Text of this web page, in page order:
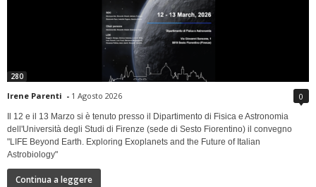
280
Irene Parenti - 1 Agosto 2026 0
Il 12 e il 13 Marzo si è tenuto presso il Dipartimento di Fisica e Astronomia
dell'Università degli Studi di Firenze (sede di Sesto Fiorentino) il convegno
"LIFE Beyond Earth. Exploring Exoplanets and the Future of Italian
Astrobiology"
Continua a leggere